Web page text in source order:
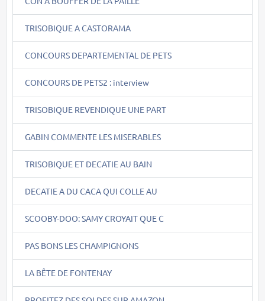
TRISOBIQUE A CASTORAMA
CONCOURS DEPARTEMENTAL DE PETS
CONCOURS DE PETS2 : interview
TRISOBIQUE REVENDIQUE UNE PART
GABIN COMMENTE LES MISERABLES
TRISOBIQUE ET DECATIE AU BAIN
DECATIE A DU CACA QUI COLLE AU
SCOOBY-DOO: SAMY CROYAIT QUE C
PAS BONS LES CHAMPIGNONS
LA BÊTE DE FONTENAY